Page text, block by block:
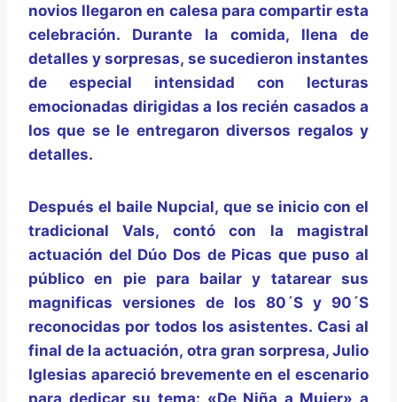
novios llegaron en calesa para compartir esta
celebración. Durante la comida, llena de
detalles y sorpresas, se sucedieron instantes
de especial intensidad con lecturas
emocionadas dirigidas a los recién casados a
los que se le entregaron diversos regalos y
detalles.
Después el baile Nupcial, que se inicio con el
tradicional Vals, contó con la magistral
actuación del Dúo Dos de Picas que puso al
público en pie para bailar y tatarear sus
magnificas versiones de los 80´S y 90´S
reconocidas por todos los asistentes. Casi al
final de la actuación, otra gran sorpresa, Julio
Iglesias apareció brevemente en el escenario
para dedicar su tema: «De Niña a Mujer» a